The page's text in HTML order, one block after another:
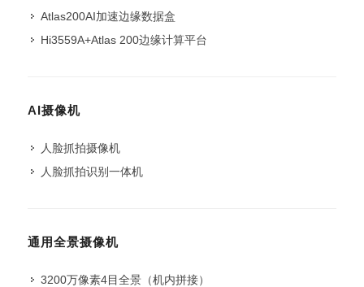
Atlas200AI加速边缘数据盒
Hi3559A+Atlas 200边缘计算平台
AI摄像机
人脸抓拍摄像机
人脸抓拍识别一体机
通用全景摄像机
3200万像素4目全景（机内拼接）